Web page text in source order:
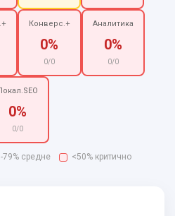
Конверс.+
0%
0/0
Аналитика
0%
0/0
0%
0/0
79% средне <50% критично